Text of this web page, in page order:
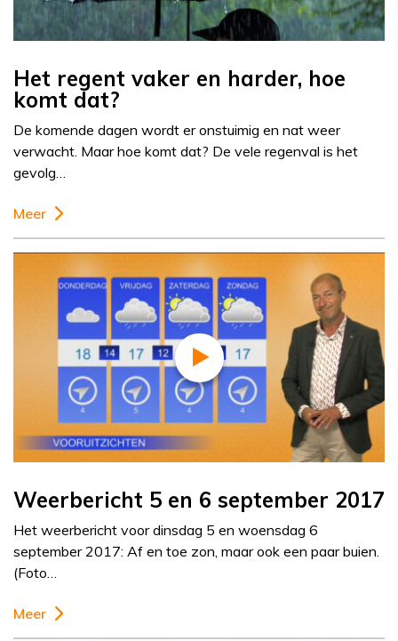
Het regent vaker en harder, hoe
komt dat?
De komende dagen wordt er onstuimig en nat weer
verwacht. Maar hoe komt dat? De vele regenval is het
gevolg…
Meer
Weerbericht 5 en 6 september 2017
Het weerbericht voor dinsdag 5 en woensdag 6
september 2017: Af en toe zon, maar ook een paar buien.
(Foto…
Meer